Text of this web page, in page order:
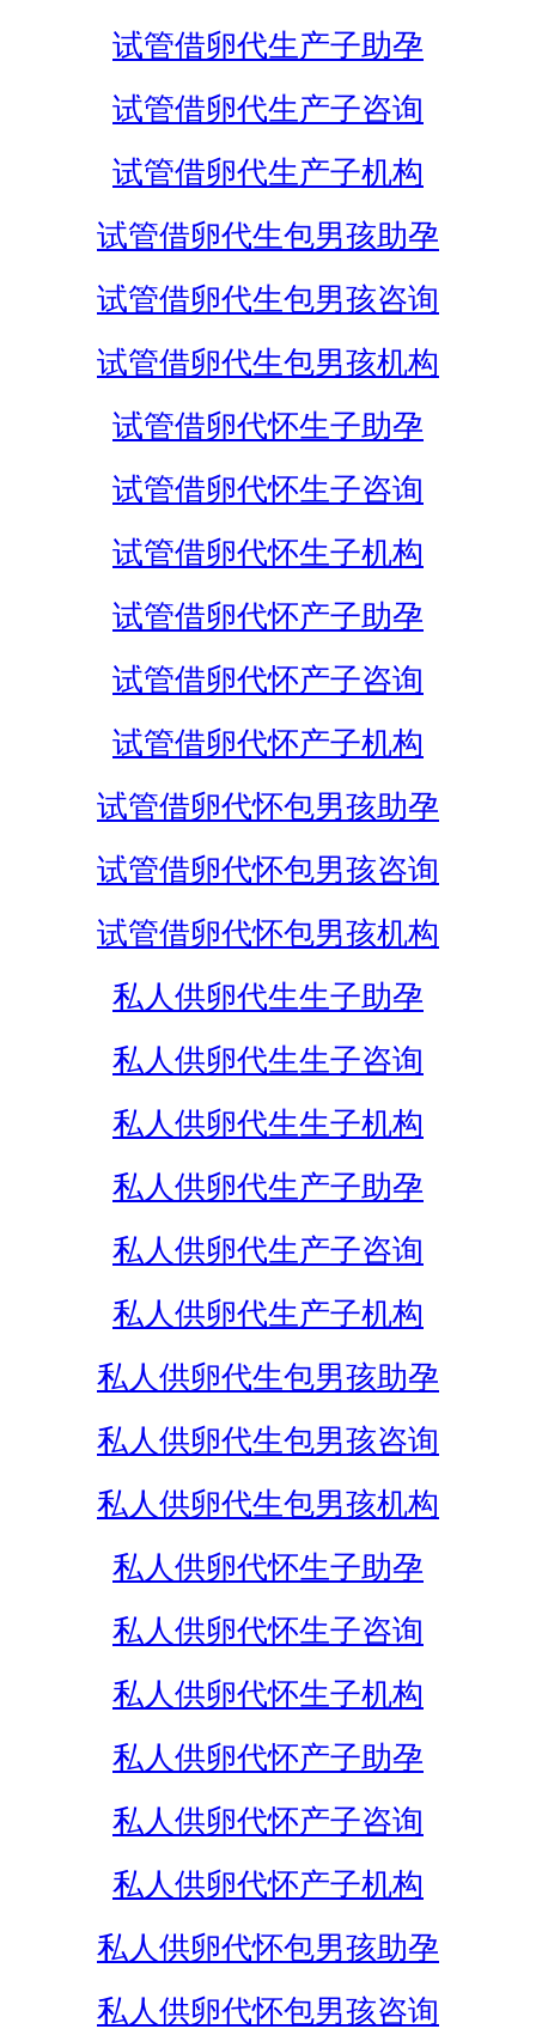
试管借卵代生产子助孕
试管借卵代生产子咨询
试管借卵代生产子机构
试管借卵代生包男孩助孕
试管借卵代生包男孩咨询
试管借卵代生包男孩机构
试管借卵代怀生子助孕
试管借卵代怀生子咨询
试管借卵代怀生子机构
试管借卵代怀产子助孕
试管借卵代怀产子咨询
试管借卵代怀产子机构
试管借卵代怀包男孩助孕
试管借卵代怀包男孩咨询
试管借卵代怀包男孩机构
私人供卵代生生子助孕
私人供卵代生生子咨询
私人供卵代生生子机构
私人供卵代生产子助孕
私人供卵代生产子咨询
私人供卵代生产子机构
私人供卵代生包男孩助孕
私人供卵代生包男孩咨询
私人供卵代生包男孩机构
私人供卵代怀生子助孕
私人供卵代怀生子咨询
私人供卵代怀生子机构
私人供卵代怀产子助孕
私人供卵代怀产子咨询
私人供卵代怀产子机构
私人供卵代怀包男孩助孕
私人供卵代怀包男孩咨询